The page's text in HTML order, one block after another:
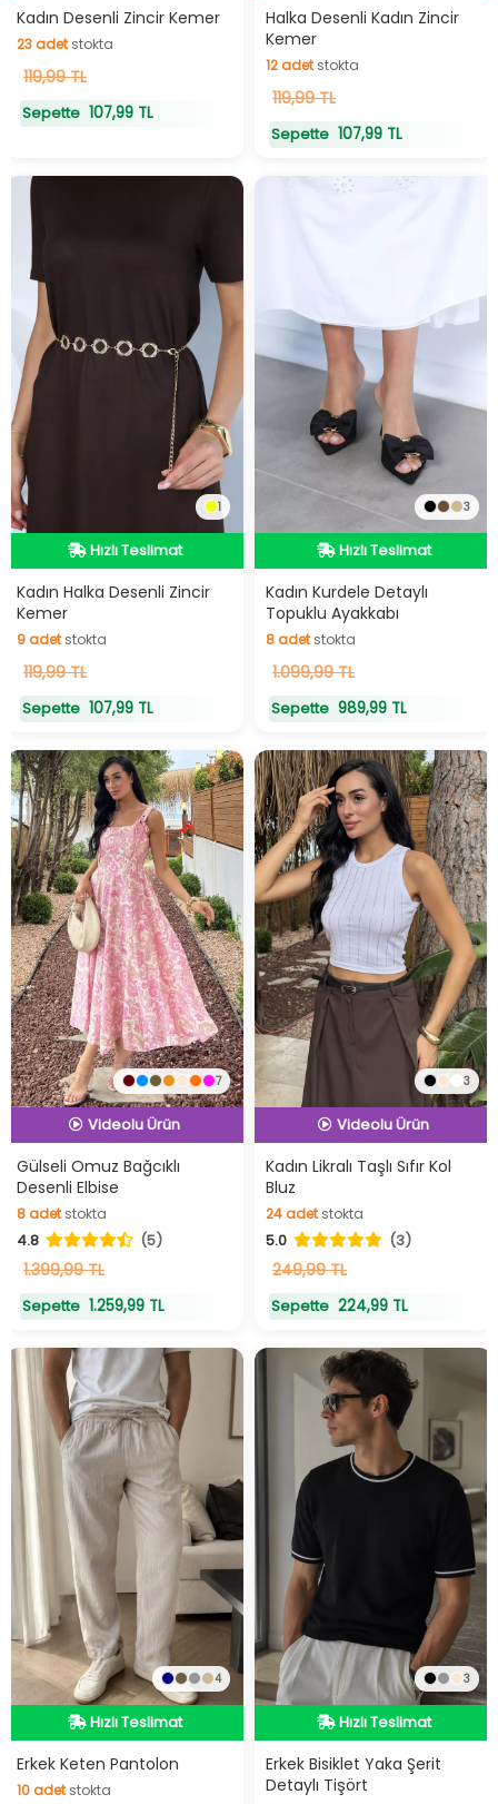
Hızlı Teslimat
Kadın Desenli Zincir Kemer
23adetstokta
23adetstokta
119,99 TL
Sepette 107,99 TL
Hızlı Teslimat
Halka Desenli Kadın Zincir
Kemer
12adetstokta
12adetstokta
119,99 TL
Sepette 107,99 TL
1
Hızlı Teslimat
Hızlı Teslimat
Kadın Halka Desenli Zincir
Kemer
9adetstokta
9adetstokta
119,99 TL
Sepette 107,99 TL
3
Hızlı Teslimat
Hızlı Teslimat
Kadın Kurdele Detaylı
Topuklu Ayakkabı
8adetstokta
8adetstokta
1.099,99 TL
Sepette 989,99 TL
7
Hızlı Teslimat
Videolu Ürün
Hızlı Teslimat
Gülseli Omuz Bağcıklı
Desenli Elbise
8adetstokta
8adetstokta
4.8 (5)
1.399,99 TL
Sepette 1.259,99 TL
3
Hızlı Teslimat
Videolu Ürün
Hızlı Teslimat
Kadın Likralı Taşlı Sıfır Kol
Bluz
24adetstokta
24adetstokta
5.0 (3)
249,99 TL
Sepette 224,99 TL
4
Hızlı Teslimat
Hızlı Teslimat
Erkek Keten Pantolon
10adetstokta
3
Hızlı Teslimat
Hızlı Teslimat
Erkek Bisiklet Yaka Şerit
Detaylı Tişört